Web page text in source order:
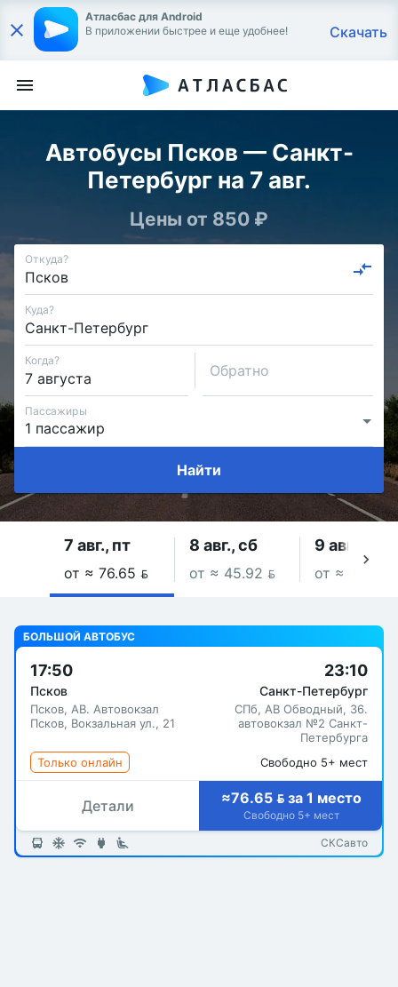
Атласбас для Android
В приложении быстрее и еще удобнее!
Скачать
Автобусы Псков — Санкт-
Петербург на 7 авг.
Цены от 850 ₽
Откуда?
Куда?
Когда?
Обратно
Пассажиры
Найти
7 авг., пт
от ≈ 76.65 
8 авг., сб
от ≈ 45.92 
9 авг., вс
от ≈ 48.81 
БОЛЬШОЙ АВТОБУС
17:50
Псков
Псков, АВ. Автовокзал
Псков, Вокзальная ул., 21
23:10
Санкт-Петербург
СПб, АВ Обводный, 36.
автовокзал №2 Санкт-
Петербурга
Только онлайн
Свободно 5+ мест
Детали ≈76.65  за 1 место
Свободно 5+ мест
СКСавто